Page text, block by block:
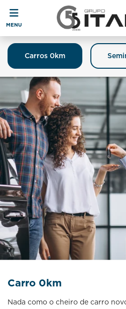
MENU
Carros 0km
Carro 0km
Nada como o cheiro de carro